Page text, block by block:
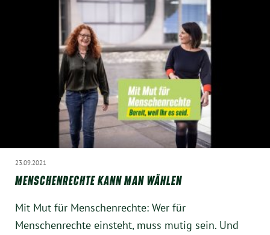
23.09.2021
MENSCHENRECHTE KANN MAN WÄHLEN
Mit Mut für Menschenrechte: Wer für
Menschenrechte einsteht, muss mutig sein. Und